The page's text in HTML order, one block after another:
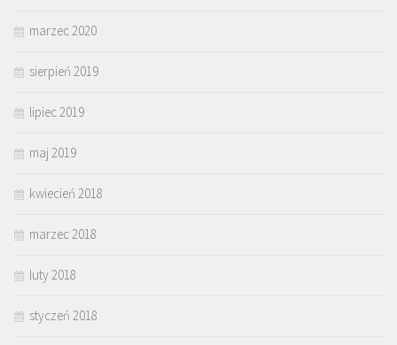
marzec 2020
sierpień 2019
lipiec 2019
maj 2019
kwiecień 2018
marzec 2018
luty 2018
styczeń 2018